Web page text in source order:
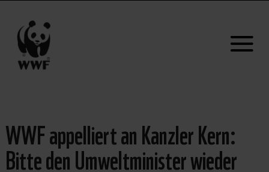
WWF appelliert an Kanzler Kern:
Bitte den Umweltminister wieder